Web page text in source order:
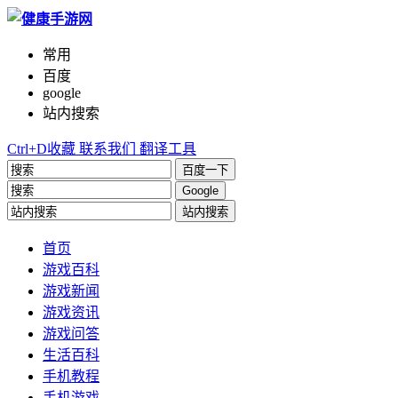
常用
百度
google
站内搜索
Ctrl+D收藏 联系我们 翻译工具
百度一下
Google
站内搜索
首页
游戏百科
游戏新闻
游戏资讯
游戏问答
生活百科
手机教程